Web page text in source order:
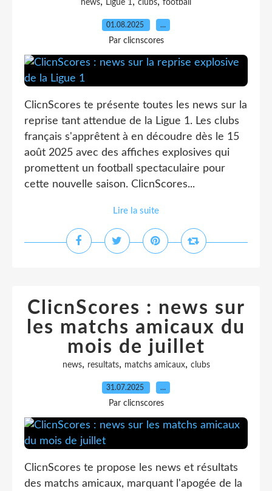
news Ligue 1 clubs football
01.08.2025 …
Par clicnscores
ClicnScores te présente toutes les news sur la
reprise tant attendue de la Ligue 1. Les clubs
français s'apprêtent à en découdre dès le 15
août 2025 avec des affiches explosives qui
promettent un football spectaculaire pour
cette nouvelle saison. ClicnScores...
Lire la suite
ClicnScores : news sur
les matchs amicaux du
mois de juillet
news, resultats, matchs amicaux, clubs
31.07.2025 …
Par clicnscores
ClicnScores te propose les news et résultats
des matchs amicaux, marquant l'apogée de la